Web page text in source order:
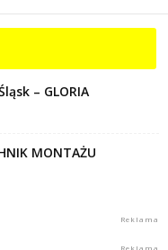
– GLORIA
MONTAŻU